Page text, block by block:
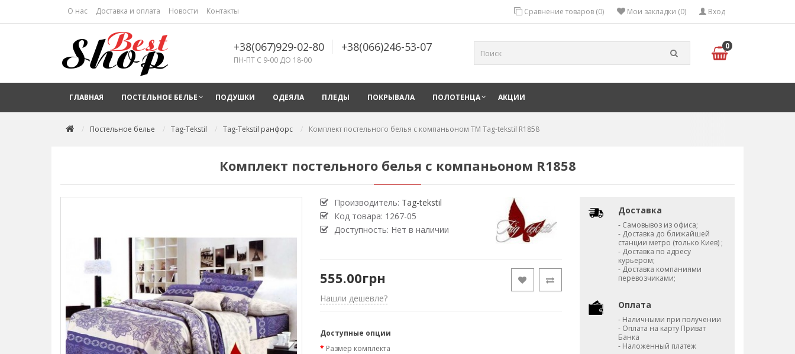
О нас Доставка и оплата Новости Контакты Вход
Мои закладки (0)
Сравнение товаров (0)
+38(067)929-02-80 +38(066)246-53-07
ПН-ПТ С 9-00 ДО 18-00
0
ГЛАВНАЯ ПОСТЕЛЬНОЕ БЕЛЬЕ ПОДУШКИ ОДЕЯЛА ПЛЕДЫ ПОКРЫВАЛА ПОЛОТЕНЦА АКЦИИ
Постельное белье Tag-Tekstil Tag-Tekstil ранфорс Комплект постельного белья с компаньоном TM Tag-tekstil R1858
Комплект постельного белья с компаньоном R1858
Производитель: Tag-tekstil
Код товара: 1267-05
Доступность: Нет в наличии
555.00грн
Нашли дешевле?
Доступные опции
Размер комплекта
Доставка
- Самовывоз из офиса;
- Доставка до ближайшей
станции метро (только Киев) ;
- Доставка по адресу
курьером;
- Доставка компаниями
перевозчиками;
Оплата
- Наличными при получении
- Оплата на карту Приват
Банка
- Наложенный платеж